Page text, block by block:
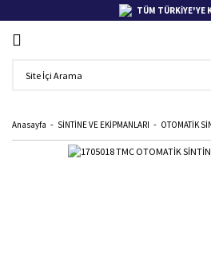
TÜM TÜRKİYE'YE
Anasayfa SİNTİNE VE EKİPMANLARI OTOMATİK